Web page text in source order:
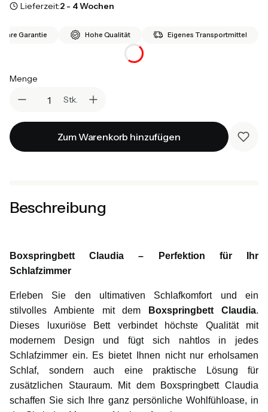
Lieferzeit:2 - 4 Wochen
Garantie Hohe Qualität Eigenes Transportmittel
Menge
Stk.
Zum Warenkorb hinzufügen
Beschreibung
Boxspringbett Claudia – Perfektion für Ihr
Schlafzimmer
Erleben Sie den ultimativen Schlafkomfort und ein
stilvolles Ambiente mit dem
Boxspringbett Claudia.
Dieses luxuriöse Bett verbindet höchste Qualität mit
modernem Design und fügt sich nahtlos in jedes
Schlafzimmer ein. Es bietet Ihnen nicht nur erholsamen
Schlaf, sondern auch eine praktische Lösung für
zusätzlichen Stauraum. Mit dem Boxspringbett Claudia
schaffen Sie sich Ihre ganz persönliche Wohlfühloase, in